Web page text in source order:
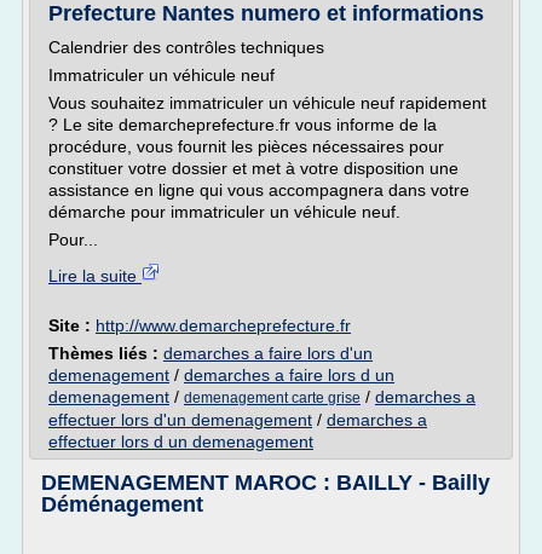
Prefecture Nantes numero et informations
Calendrier des contrôles techniques
Immatriculer un véhicule neuf
Vous souhaitez immatriculer un véhicule neuf rapidement
? Le site demarcheprefecture.fr vous informe de la
procédure, vous fournit les pièces nécessaires pour
constituer votre dossier et met à votre disposition une
assistance en ligne qui vous accompagnera dans votre
démarche pour immatriculer un véhicule neuf.
Pour...
Lire la suite
Site : http://www.demarcheprefecture.fr
Thèmes liés : demarches a faire lors d'un
demenagement / demarches a faire lors d un
demenagement / demenagement carte grise / demarches a
effectuer lors d'un demenagement / demarches a
effectuer lors d un demenagement
DEMENAGEMENT MAROC : BAILLY - Bailly
Déménagement